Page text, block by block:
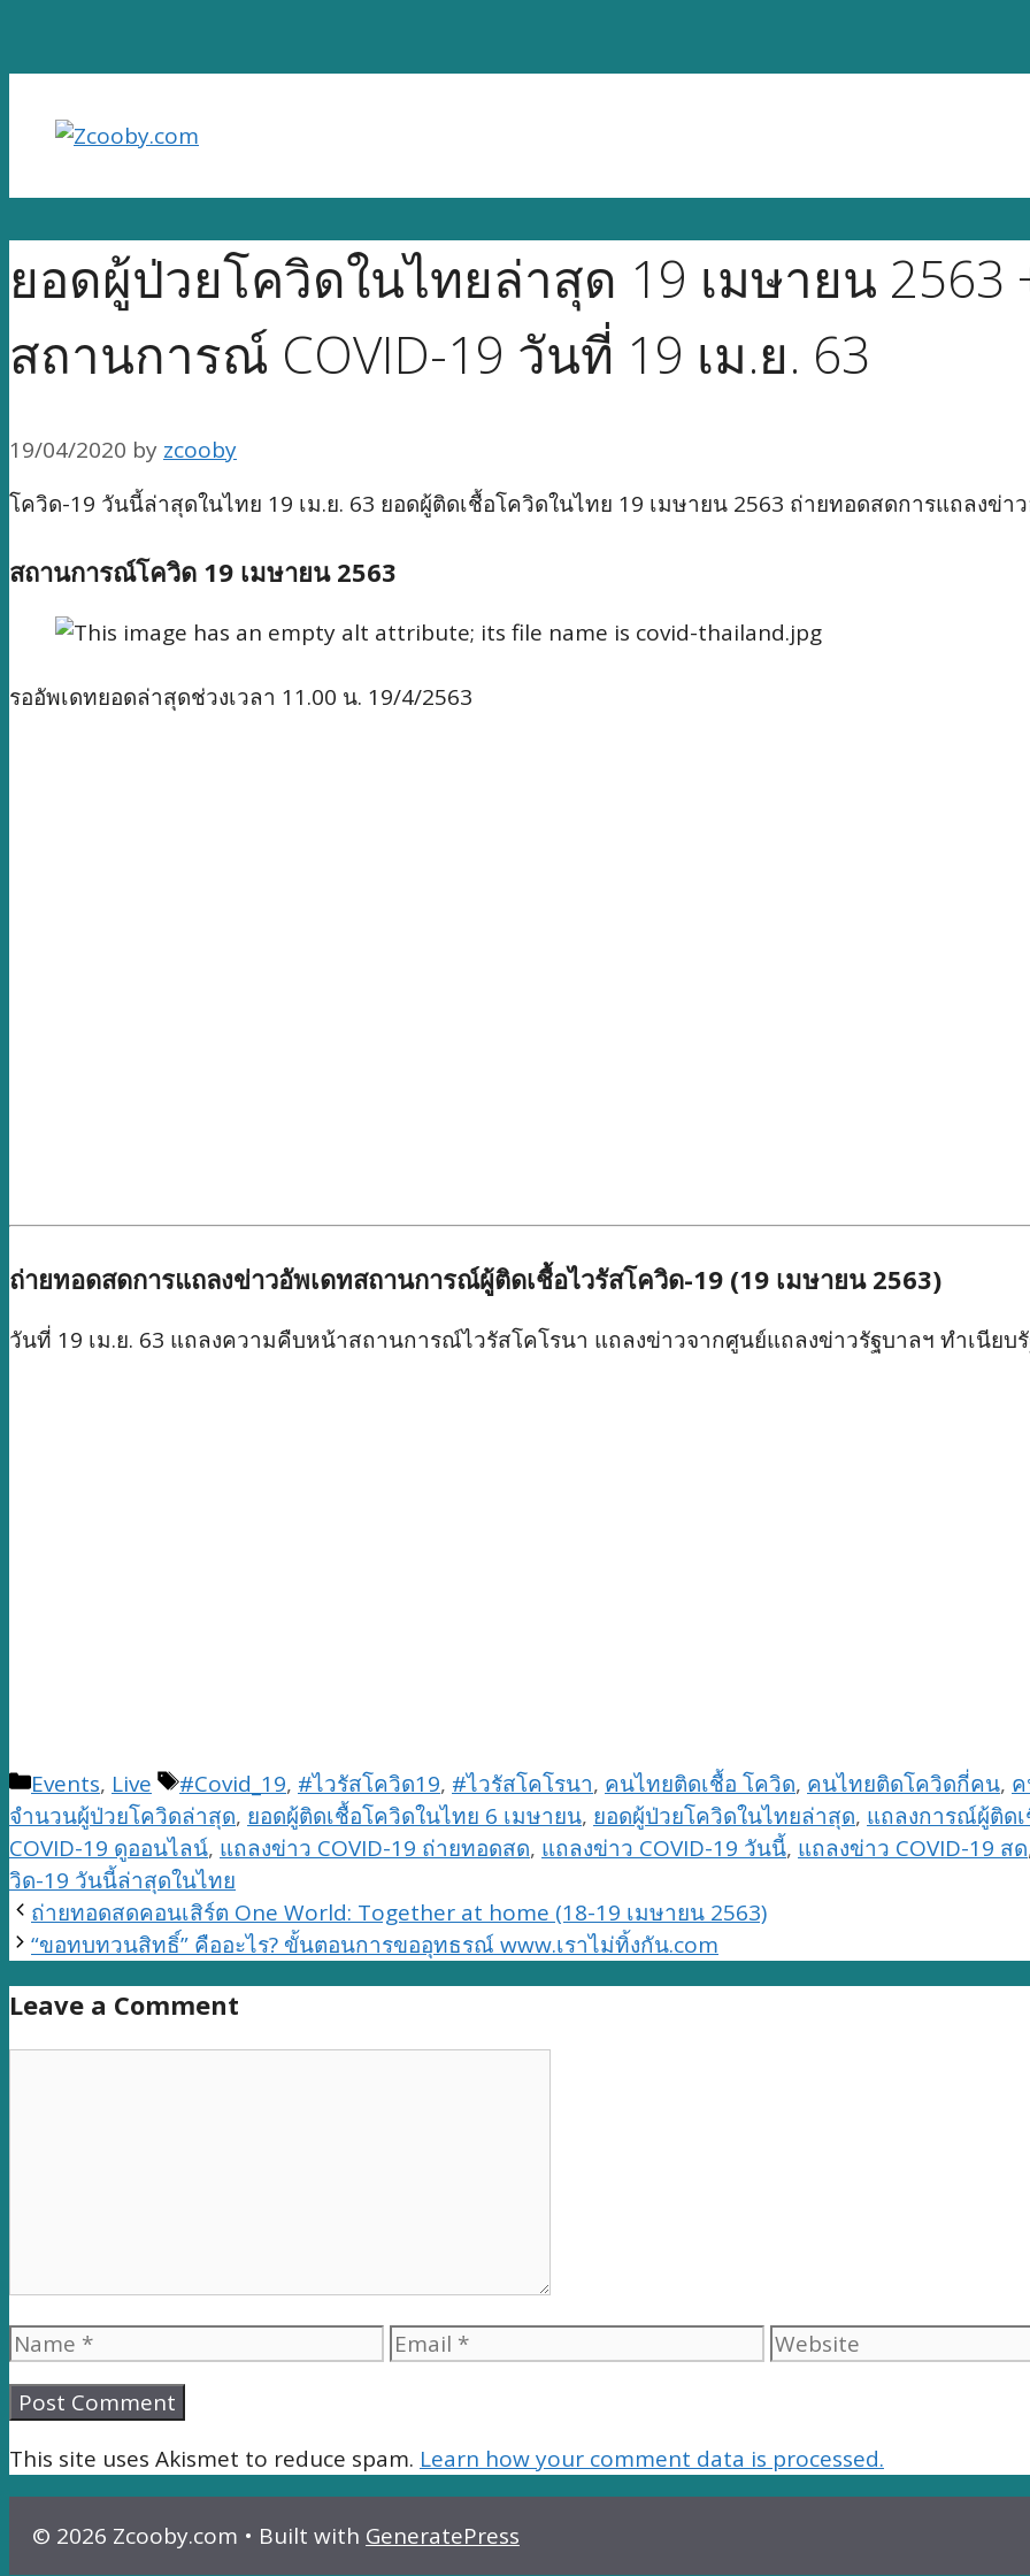
content
ยอดผู้ป่วยโควิดในไทยล่าสุด 19 เมษายน 2563
สถานการณ์ COVID-19 วันที่ 19 เม.ย. 63
19/04/2020 by zcooby
โควิด-19 วันนี้ล่าสุดในไทย 19 เม.ย. 63 ยอดผู้ติดเชื้อโควิดในไทย 19 เมษายน 2563 ถ่ายทอดสดการแถลงข่
สถานการณ์โควิด 19 เมษายน 2563
รออัพเดทยอดล่าสุดช่วงเวลา 11.00 น. 19/4/2563
ถ่ายทอดสดการแถลงข่าวอัพเดทสถานการณ์ผู้ติดเชื้อไวรัสโควิด-19 (19 เมษายน 2563)
วันที่ 19 เม.ย. 63 แถลงความคืบหน้าสถานการณ์ไวรัสโคโรนา แถลงข่าวจากศูนย์แถลงข่าวรัฐบาลฯ ทำเนียบ
Categories
Events, Live Tags
#Covid_19, #ไวรัสโควิด19, #ไวรัสโคโรนา, คนไทยติดเชื้อ โควิด, คนไทยติดโควิดกี่คน,
จำนวนผู้ป่วยโควิดล่าสุด, ยอดผู้ติดเชื้อโควิดในไทย 6 เมษายน, ยอดผู้ป่วยโควิดในไทยล่าสุด, แถลงการณ์ผู้ติด
COVID-19 ดูออนไลน์, แถลงข่าว COVID-19 ถ่ายทอดสด, แถลงข่าว COVID-19 วันนี้, แถลงข่าว COVID-19 สด
วิด-19 วันนี้ล่าสุดในไทย
ถ่ายทอดสดคอนเสิร์ต One World: Together at home (18-19 เมษายน 2563)
“ขอทบทวนสิทธิ์” คืออะไร? ขั้นตอนการขออุทธรณ์ www.เราไม่ทิ้งกัน.com
Leave a Comment
Name Email Website
This site uses Akismet to reduce spam. Learn how your comment data is processed.
© 2026 Zcooby.com • Built with GeneratePress